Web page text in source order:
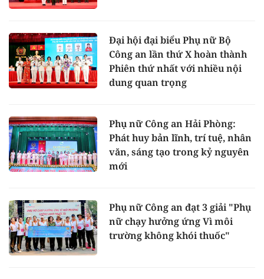
Đại hội đại biểu Phụ nữ Bộ
Công an lần thứ X hoàn thành
Phiên thứ nhất với nhiều nội
dung quan trọng
Phụ nữ Công an Hải Phòng:
Phát huy bản lĩnh, trí tuệ, nhân
văn, sáng tạo trong kỷ nguyên
mới
Phụ nữ Công an đạt 3 giải "Phụ
nữ chạy hưởng ứng Vì môi
trường không khói thuốc"